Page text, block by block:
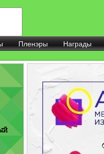
Пленэры Награды